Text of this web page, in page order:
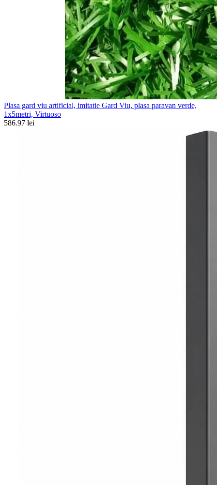
Plasa gard viu artificial, imitatie Gard Viu, plasa paravan verde,
1x5metri, Virtuoso
586.97 lei